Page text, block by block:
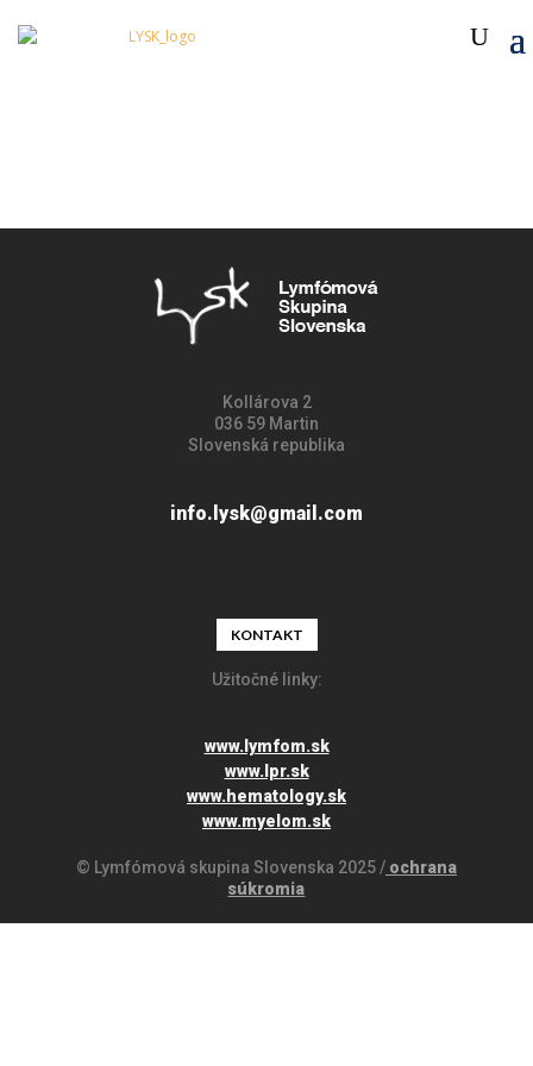
Kollárova 2
036 59 Martin
Slovenská republika
info.lysk@gmail.com
KONTAKT
Užitočné linky:
www.lymfom.sk
www.lpr.sk
www.hematology.sk
www.myelom.sk
© Lymfómová skupina Slovenska 2025 /ochrana
súkromia